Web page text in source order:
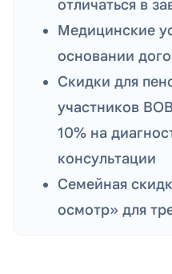
отличаться в
Медицинские
основании
Скидки для
участников
10% на
консультации
Семейная
осмотр» для